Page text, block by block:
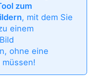
zum
, mit dem Sie
einem
ohne eine